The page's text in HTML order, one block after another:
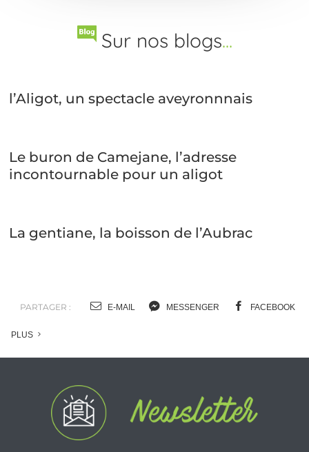
Sur nos blogs...
l’Aligot, un spectacle aveyronnnais
Le buron de Camejane, l’adresse
incontournable pour un aligot
La gentiane, la boisson de l’Aubrac
PARTAGER : E-MAIL MESSENGER FACEBOOK
PLUS